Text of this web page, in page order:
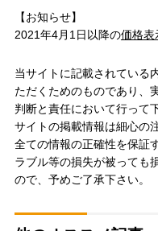
【お知らせ】
2021年4月1日以降の価格表
当サイトに記載されている
ただくためのものであり、
判断と責任において行って
サイトの掲載情報は細心の
全ての情報の正確性を保証
ラブル等の損失が被っても
ので、予めご了承下さい。